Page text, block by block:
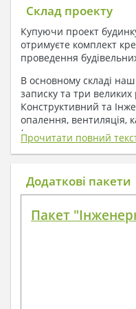
Склад проекту
Купуючи проект
отримуєте комплект
проведення
В основному складі
записку та три великих
Конструктивний та
опалення, вентиляція,
( купується за
1. До складу
входять:
План покрівлі
Фасади з
Елементи
Дані
Обсяги
Прочитати повний
Додаткові пакети
Пакет